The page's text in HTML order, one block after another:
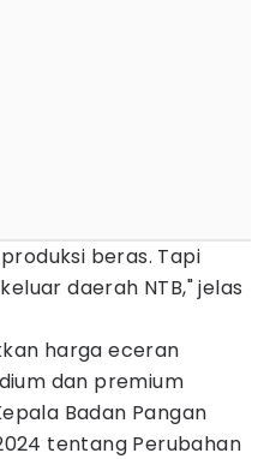
beras. Tapi
daerah NTB," jelas
harga eceran
dan premium
Badan Pangan
tentang Perubahan